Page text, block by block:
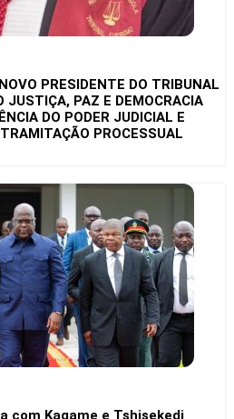
PRESIDENTE DO TRIBUNAL
JUSTIÇA, PAZ E DEMOCRACIA
DO PODER JUDICIAL E
PROCESSUAL
com Kagame e Tshisekedi